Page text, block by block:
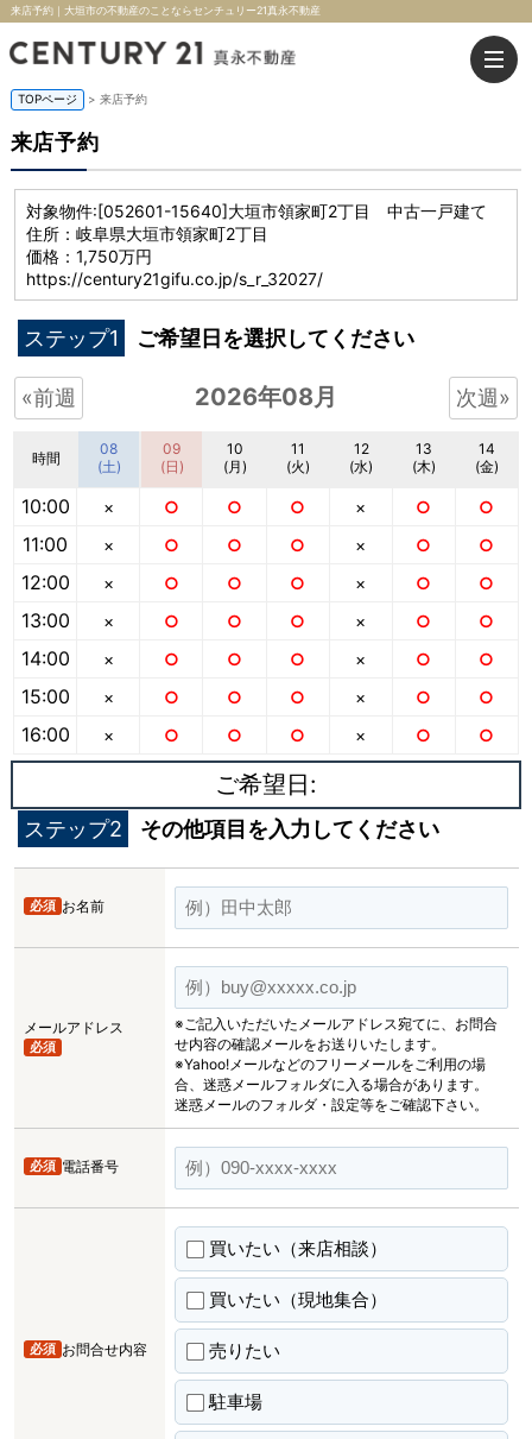
来店予約｜大垣市の不動産のことならセンチュリー21真永不動産
TOPページ > 来店予約
来店予約
対象物件:[052601-15640]大垣市領家町2丁目 中古一戸建て
住所：岐阜県大垣市領家町2丁目
価格：1,750万円
https://century21gifu.co.jp/s_r_32027/
ステップ1 ご希望日を選択してください
«前週 2026年08月 次週»
時間
10:00
11:00
12:00
13:00
14:00
15:00
16:00
08
(土)
×
×
×
×
×
×
×
09
(日)
○
○
○
○
○
○
○
10
(月)
○
○
○
○
○
○
○
11
(火)
○
○
○
○
○
○
○
12
(水)
×
×
×
×
×
×
×
13
(木)
○
○
○
○
○
○
○
14
(金)
○
○
○
○
○
○
○
ご希望日:
ステップ2 その他項目を入力してください
お名前
必須
メールアドレス
必須
※ご記入いただいたメールアドレス宛てに、お問合
せ内容の確認メールをお送りいたします。
※Yahoo!メールなどのフリーメールをご利用の場
合、迷惑メールフォルダに入る場合があります。
迷惑メールのフォルダ・設定等をご確認下さい。
電話番号
必須
お問合せ内容
必須
買いたい（来店相談）
買いたい（現地集合）
売りたい
駐車場